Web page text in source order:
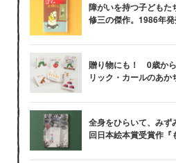
障がいを持つ子どもた
修三の傑作。1986年発
贈り物にも！ 0歳か
リック・カールのあか
全身をひらいて、みず
回日本絵本賞受賞作『